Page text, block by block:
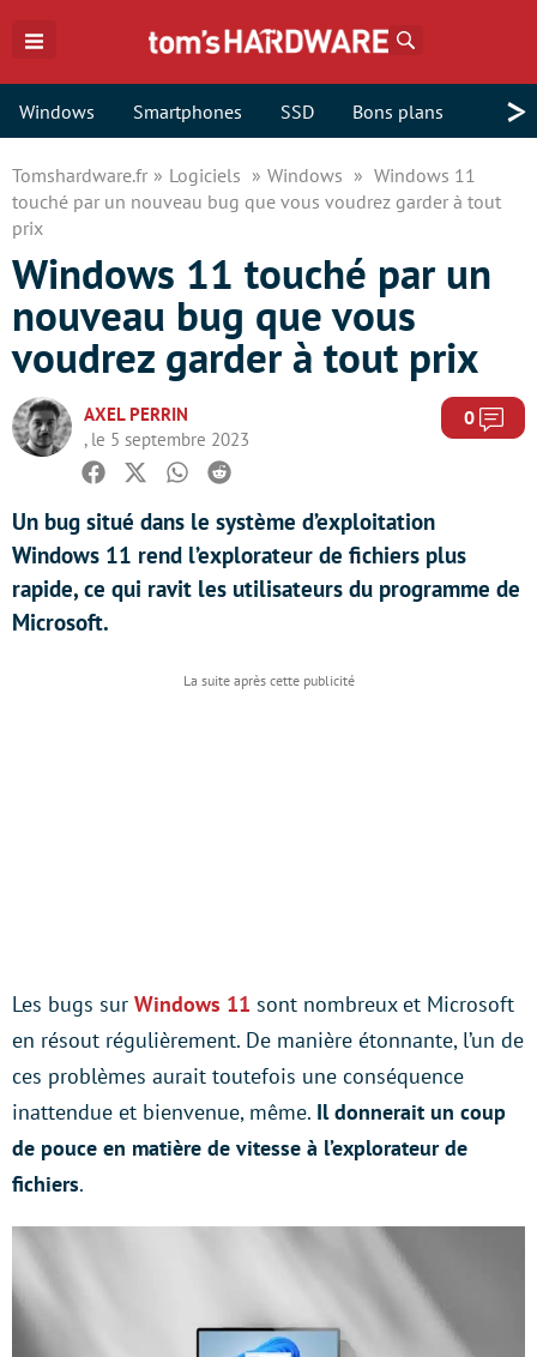
Windows Smartphones SSD Bons plans >
Tomshardware.fr Logiciels Windows
Windows 11
touché par un nouveau bug que vous voudrez garder à tout
prix
Windows 11 touché par un
nouveau bug que vous
voudrez garder à tout prix
AXEL PERRIN
, le 5 septembre 2023
0
Facebook
TwitterWhatsapp
Reddit
Un bug situé dans le système d’exploitation
Windows 11 rend l’explorateur de fichiers plus
rapide, ce qui ravit les utilisateurs du programme de
Microsoft.
Les bugs sur Windows 11 sont nombreux et Microsoft
en résout régulièrement. De manière étonnante, l’un de
ces problèmes aurait toutefois une conséquence
inattendue et bienvenue, même. Il donnerait un coup
de pouce en matière de vitesse à l’explorateur de
fichiers.